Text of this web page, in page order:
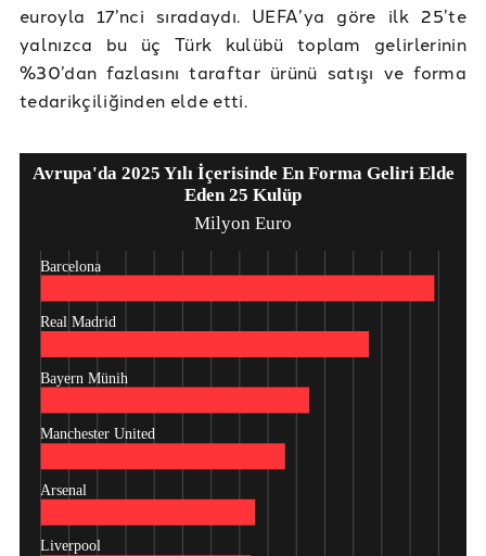
euroyla 17’nci sıradaydı. UEFA’ya göre ilk 25’te
yalnızca bu üç Türk kulübü toplam gelirlerinin
%30’dan fazlasını taraftar ürünü satışı ve forma
tedarikçiliğinden elde etti.